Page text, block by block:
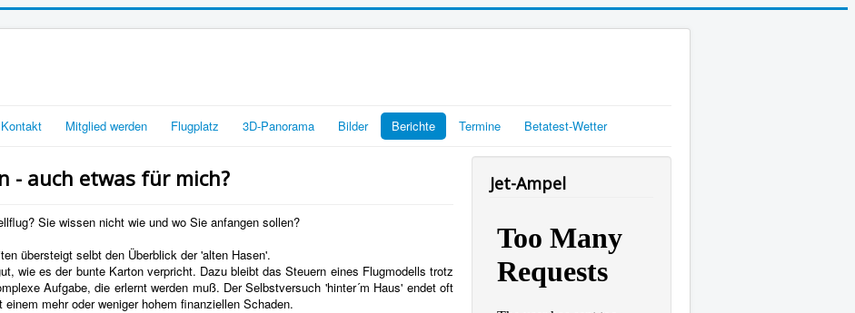
Mitglied werden Flugplatz 3D-Panorama Bilder Berichte Termine Betatest-Wetter
- auch etwas für mich?
Sie wissen nicht wie und wo Sie anfangen sollen?
übersteigt selbt den Überblick der 'alten Hasen'.
wie es der bunte Karton verpricht. Dazu bleibt das Steuern eines Flugmodells trotz
Aufgabe, die erlernt werden muß. Der Selbstversuch 'hinter´m Haus' endet oft
mehr oder weniger hohem finanziellen Schaden.
Jet-Ampel